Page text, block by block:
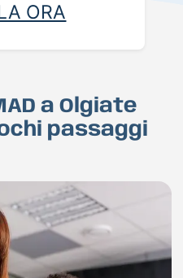
ORA
a Olgiate
passaggi